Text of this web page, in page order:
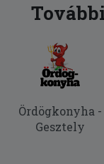
Ördögkonyha -
Gesztely